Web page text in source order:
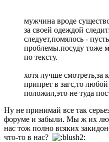
мужчина вроде
за своей одеждой
следует,помялось -
проблемы.посуду тоже
по тексту.
хотя лучше смотреть,за
припрет в загс,то
положил,это не туда
Ну не принимай все так
форуме и забыли. Мы ж их
нас тож полно всяких
что-то в нас?